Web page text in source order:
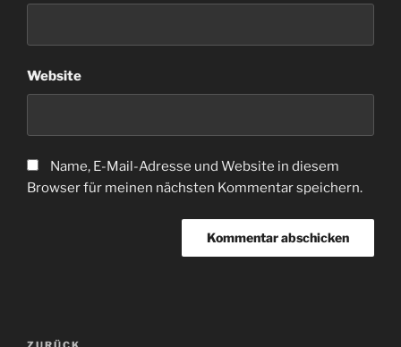
Website
Name, E-Mail-Adresse und Website in diesem
Browser für meinen nächsten Kommentar speichern.
Beitragsnavigation